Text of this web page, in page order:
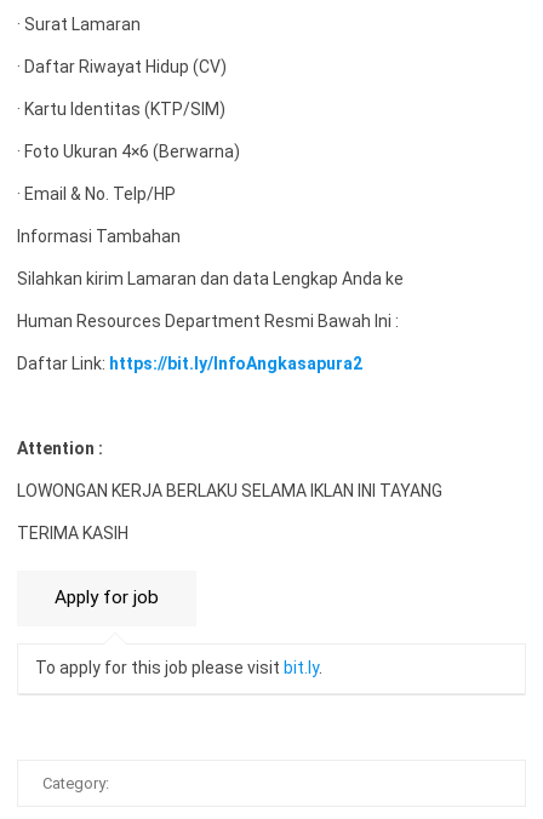
· Surat Lamaran
· Daftar Riwayat Hidup (CV)
· Kartu Identitas (KTP/SIM)
· Foto Ukuran 4×6 (Berwarna)
· Email & No. Telp/HP
Informasi Tambahan
Silahkan kirim Lamaran dan data Lengkap Anda ke
Human Resources Department Resmi Bawah Ini :
Daftar Link: https://bit.ly/InfoAngkasapura2
Attention :
LOWONGAN KERJA BERLAKU SELAMA IKLAN INI TAYANG
TERIMA KASIH
To apply for this job please visit bit.ly.
Category: